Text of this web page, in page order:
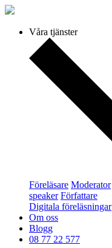
Våra tjänster
Föreläsare Moderator
speaker Författare
Digitala föreläsningar
Om oss
Blogg
08 77 22 577